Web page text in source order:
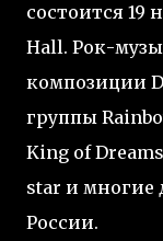
состоится 19
Hall. Рок-
композиции
группы
King of
star и многие
России.